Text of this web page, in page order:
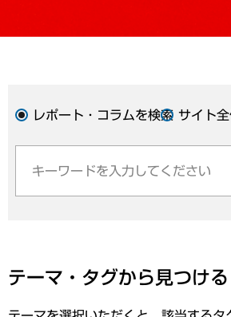
レポート・コラムを検索 サイト
テーマ・タグから見つける